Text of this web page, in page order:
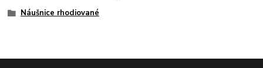
Náušnice rhodiované